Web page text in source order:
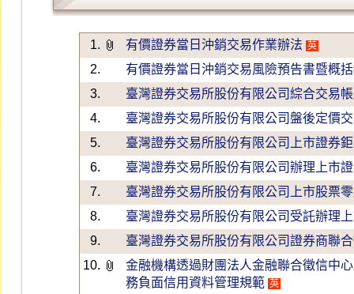
1. 有價證券當日沖銷交易作業辦法 英
2.
有價證券當日沖銷交易風險預告書暨概
3.
臺灣證券交易所股份有限公司綜合交易
4.
臺灣證券交易所股份有限公司盤後定價
5.
臺灣證券交易所股份有限公司上市證券
6.
臺灣證券交易所股份有限公司辦理上市
7.
臺灣證券交易所股份有限公司上市股票
8.
臺灣證券交易所股份有限公司受託辦理
9.
臺灣證券交易所股份有限公司證券商聯
10.
金融機構透過財團法人金融聯合徵信中
務負面信用資料管理規範 英